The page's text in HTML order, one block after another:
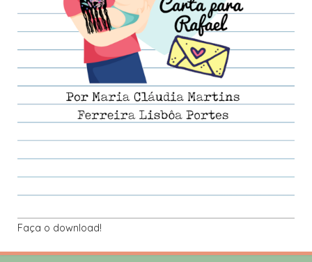
Faça o download!